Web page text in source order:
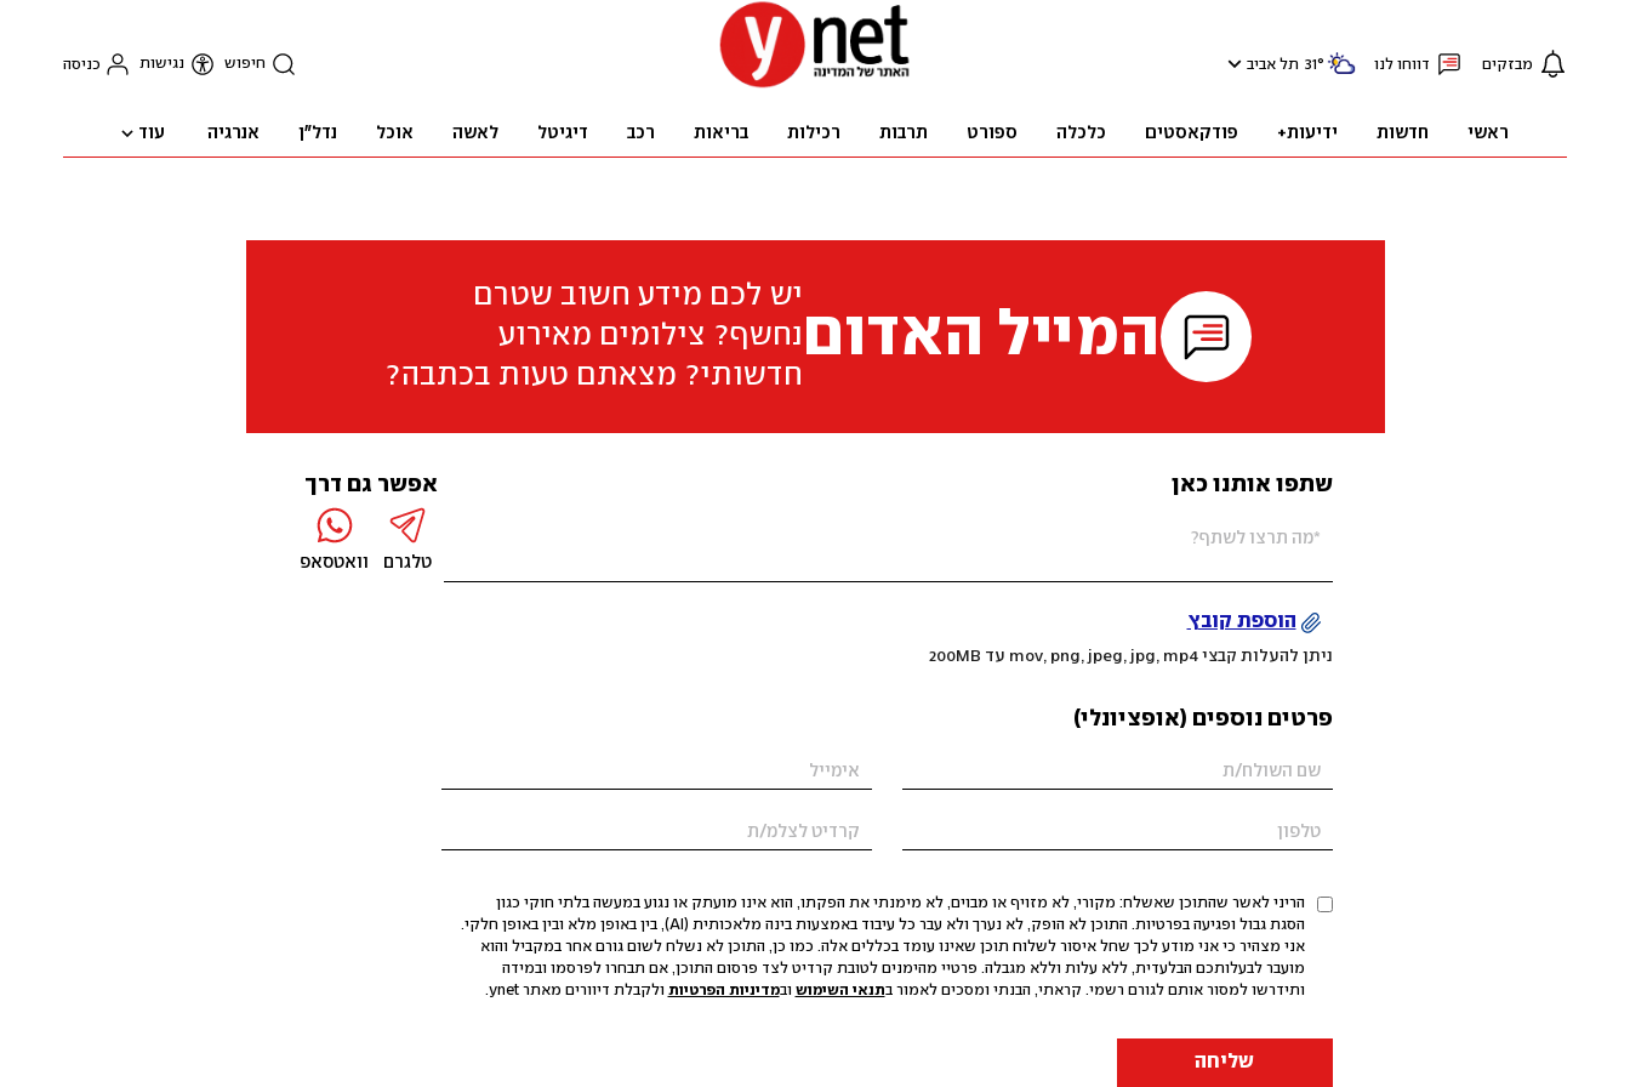
מבזקים דווחו לנו 31° תל אביב חיפוש נגישות כניסה
ראשי חדשות ידיעות+ פודקאסטים כלכלה ספורט תרבות רכילות בריאות רכב דיגיטל לאשה אוכל נדל"ן אנרגיה עוד
המייל האדום
יש לכם מידע חשוב שטרם
נחשף? צילומים מאירוע
חדשותי? מצאתם טעות בכתבה?
שתפו אותנו כאן
הוספת קובץ
ניתן להעלות קבצי mov, png, jpeg, jpg, mp4 עד 200MB
פרטים נוספים (אופציונלי)
הריני לאשר שהתוכן שאשלח: מקורי, לא מזויף או מבוים, לא מימנתי את הפקתו, הוא אינו מועתק או נגוע במעשה בלתי חוקי כגון
הסגת גבול ופגיעה בפרטיות. התוכן לא הופק, לא נערך ולא עבר כל עיבוד באמצעות בינה מלאכותית (AI), בין באופן מלא ובין באופן חלקי.
אני מצהיר כי אני מודע לכך שחל איסור לשלוח תוכן שאינו עומד בכללים אלה. כמו כן, התוכן לא נשלח לשום גורם אחר במקביל והוא
מועבר לבעלותכם הבלעדית, ללא עלות וללא מגבלה. פרטיי מהימנים לטובת קרדיט לצד פרסום התוכן, אם תבחרו לפרסמו ובמידה
ותידרשו למסור אותם לגורם רשמי. קראתי, הבנתי ומסכים לאמור בתנאי השימוש ובמדיניות הפרטיות ולקבלת דיוורים מאתר ynet.
שליחה
אפשר גם דרך
טלגרם וואטסאפ